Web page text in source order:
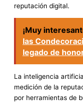
reputación digital.
¡Muy
las
legado de
La inteligencia
medición de la
por herramientas de